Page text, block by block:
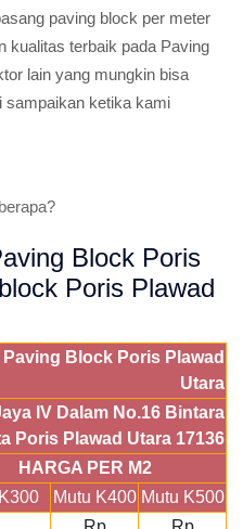
paving block per meter
kualitas terbaik pada Paving
lain yang mungkin bisa
sampaikan ketika kami
Block Poris
Poris Plawad
Block Poris Plawad
Utara
IV Dalam No.16 Bintara
Poris Plawad Utara 17136
HARGA PER M2
Mutu K400 Mutu K500